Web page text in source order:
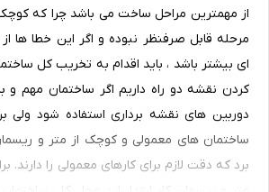
از مهمترین مراحل ساخت می باشد چرا که
مرحله قابل صرفنظر نبوده و اگر این خطا ها
ای بیشتر باشد ، باید اقدام به تخریب کل
کردن نقشه دو راه داریم اگر ساختمان مهم و
دوربین های نقشه برداری استفاده شود ولی
ساختمان های معمولی و کوچک از متر و
برد که دقت لازم برای کارهای معمولی را دارند.